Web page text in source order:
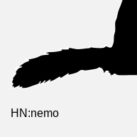
HN:nemo